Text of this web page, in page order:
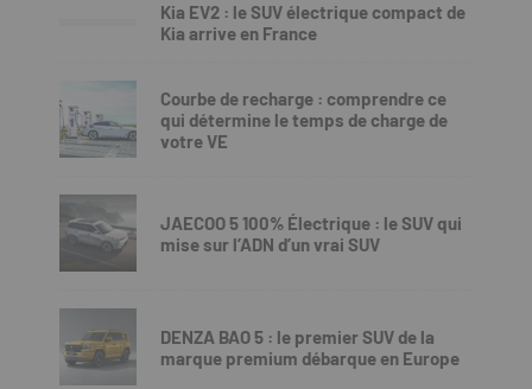
Kia EV2 : le SUV électrique compact de
Kia arrive en France
Courbe de recharge : comprendre ce
qui détermine le temps de charge de
votre VE
JAECOO 5 100% Électrique : le SUV qui
mise sur l’ADN d’un vrai SUV
DENZA BAO 5 : le premier SUV de la
marque premium débarque en Europe